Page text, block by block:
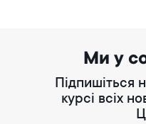
Ми у
Підпишіться
курсі всіх